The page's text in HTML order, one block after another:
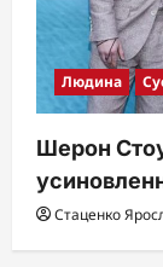
Людина
Шерон
Стаценко